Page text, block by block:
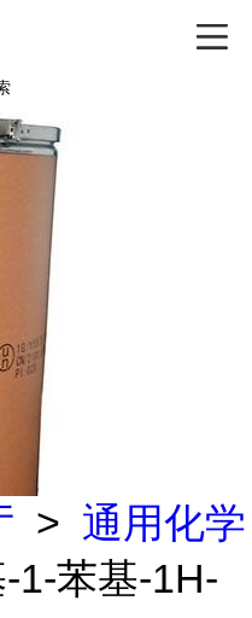
> 通用化学
1-苯基-1H-